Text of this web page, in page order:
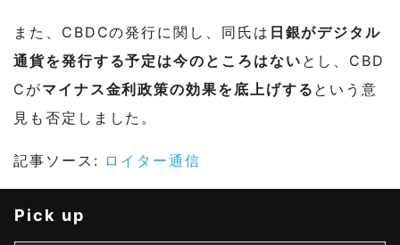
また、CBDCの発行に関し、同氏は 日銀がデジタル
通貨を発行する予定は今のところはない とし、CBD
Cがマイナス金利政策の効果を底上げする という意
見も否定しました。
記事ソース: ロイター通信
Pick up